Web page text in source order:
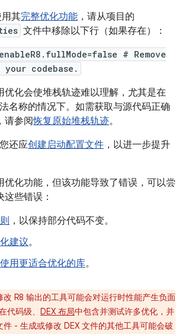
其完整优化功能 ，请从项目的
文件中移除以下行（如果存在）：
# Remove
codebase.
优化会使堆栈轨迹难以理解，尤其是在
名称的情况下。如需获取与源代码正确
请参阅恢复原始堆栈轨迹。
还应创建启动配置文件 ，以进一步提升
优化功能，但该功能导致了错误，可以尝
些错误：
，以保持部分代码不变。
建议。
使用更适合优化的库。
改 R8 输出的工具可能会对运行时性能产生负面
代码级、 DEX 布局中包含并测试许多优化，并
- 生成或修改 DEX 文件的其他工具可能会破